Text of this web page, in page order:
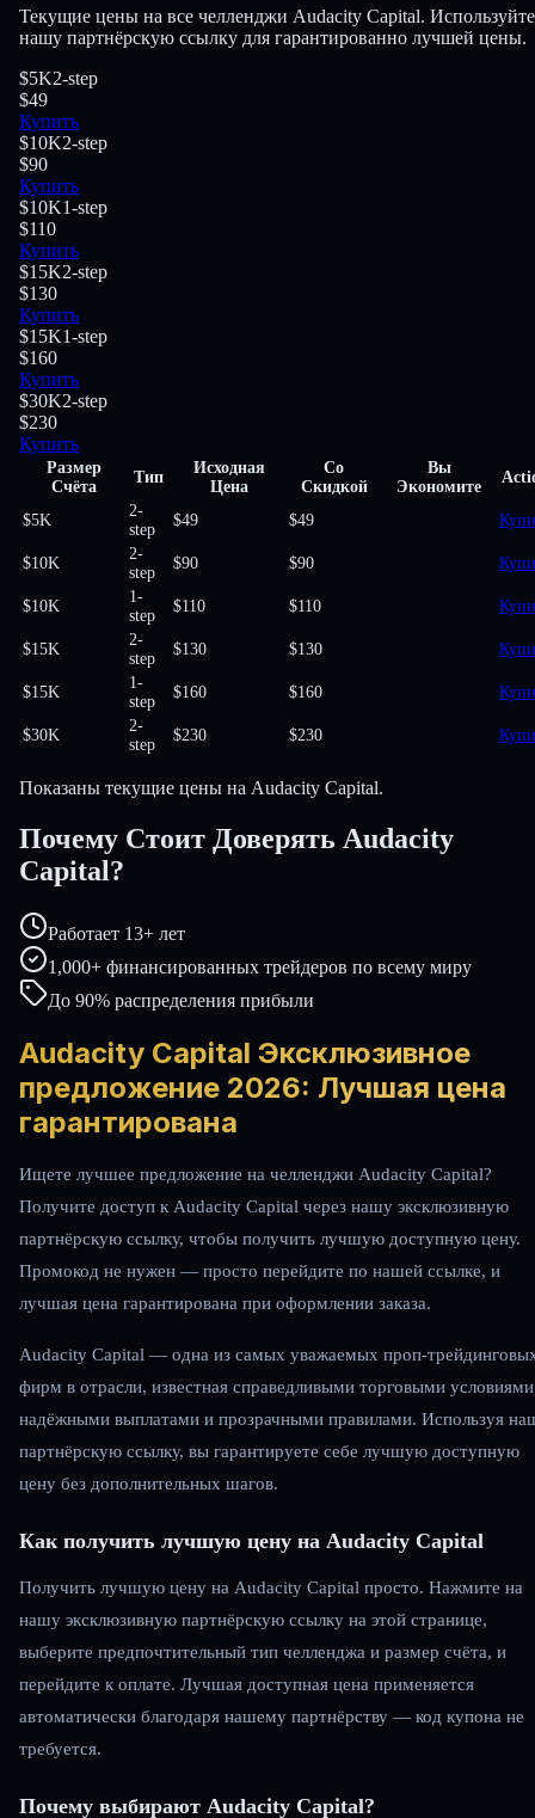
Текущие цены на все челленджи Audacity Capital. Используйте
нашу партнёрскую ссылку для гарантированно лучшей цены.
$5K2-step
$49
Купить
$10K2-step
$90
Купить
$10K1-step
$110
Купить
$15K2-step
$130
Купить
$15K1-step
$160
Купить
$30K2-step
$230
Купить
Размер
Счёта
Тип
Исходная
Цена
Со
Скидкой
Вы
Экономите
$5K
2-
step
$49 $49
$10K
2-
step
$90 $90
$10K
1-
step
$110 $110
$15K
2-
step
$130 $130
$15K
1-
step
$160 $160
$30K
2-
step
$230 $230
Показаны текущие цены на Audacity Capital.
Почему Стоит Доверять Audacity
Capital?
Работает 13+ лет
1,000+ финансированных трейдеров по всему миру
До 90% распределения прибыли
Audacity Capital Эксклюзивное
предложение 2026: Лучшая цена
гарантирована
Ищете лучшее предложение на челленджи Audacity Capital?
Получите доступ к Audacity Capital через нашу эксклюзивную
партнёрскую ссылку, чтобы получить лучшую доступную цену.
Промокод не нужен — просто перейдите по нашей ссылке, и
лучшая цена гарантирована при оформлении заказа.
Audacity Capital — одна из самых уважаемых проп-
фирм в отрасли, известная справедливыми торговыми
надёжными выплатами и прозрачными правилами. Используя
партнёрскую ссылку, вы гарантируете себе лучшую доступную
цену без дополнительных шагов.
Как получить лучшую цену на Audacity Capital
Получить лучшую цену на Audacity Capital просто. Нажмите на
нашу эксклюзивную партнёрскую ссылку на этой странице,
выберите предпочтительный тип челленджа и размер счёта, и
перейдите к оплате. Лучшая доступная цена применяется
автоматически благодаря нашему партнёрству — код купона не
требуется.
Почему выбирают Audacity Capital?